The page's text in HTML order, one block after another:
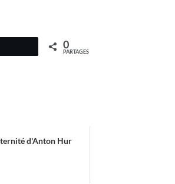
0
PARTAGES
d'Anton Hur